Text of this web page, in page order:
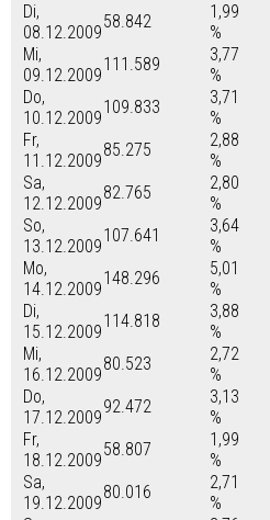
Di,
08.12.2009
58.842
1,99
%
Mi,
09.12.2009
111.589
3,77
%
Do,
10.12.2009
109.833
3,71
%
Fr,
11.12.2009
85.275
2,88
%
Sa,
12.12.2009
82.765
2,80
%
So,
13.12.2009
107.641
3,64
%
Mo,
14.12.2009
148.296
5,01
%
Di,
15.12.2009
114.818
3,88
%
Mi,
16.12.2009
80.523
2,72
%
Do,
17.12.2009
92.472
3,13
%
Fr,
18.12.2009
58.807
1,99
%
Sa,
19.12.2009
80.016
2,71
%